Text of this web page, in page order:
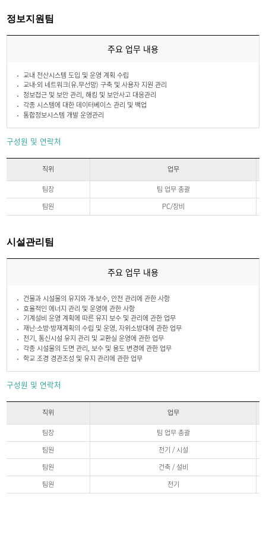
업
무,
전
정보지원팀
주요 업무 내용
교내 전산시스템 도입 및 운영 계획 수립
교내·외 네트워크(유.무선망) 구축 및 사용자 지원 관리
정보접근 및 보안 관리, 해킹 및 보안사고 대응관리
각종 시스템에 대한 데이터베이스 관리 및 백업
통합정보시스템 개발 운영관리
구성원 및 연락처
구
원
연
직
업
직위
업무
팀장
팀 업무 총괄
팀원
PC/장비
시설관리팀
주요 업무 내용
건물과 시설물의 유지와 개·보수, 안전 관리에 관한 사항
효율적인 에너지 관리 및 운영에 관한 사항
기계설비 운영 계획에 따른 유지 보수 및 관리에 관한 업무
재난·소방·방재계획의 수립 및 운영, 자위소방대에 관한 업무
전기, 통신시설 유지 관리 및 교환실 운영에 관한 업무
각종 시설물의 도면 관리, 보수 및 용도 변경에 관한 업무
학교 조경 경관조성 및 유지 관리에 관한 업무
구성원 및 연락처
구
원
연
처
위,
직위
업무
팀장
팀 업무 총괄
팀원
전기 / 시설
팀원
건축 / 설비
팀원
전기